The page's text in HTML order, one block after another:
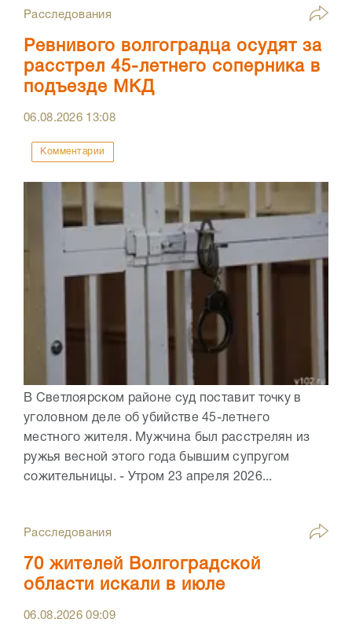
Расследования
Ревнивого волгоградца осудят за
расстрел 45-летнего соперника в
подъезде МКД
06.08.2026 13:08
Комментарии
В Светлоярском районе суд поставит точку в
уголовном деле об убийстве 45-летнего
местного жителя. Мужчина был расстрелян из
ружья весной этого года бывшим супругом
сожительницы. - Утром 23 апреля 2026...
Расследования
70 жителей Волгоградской
области искали в июле
06.08.202609:09